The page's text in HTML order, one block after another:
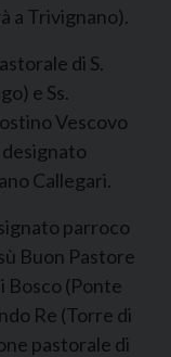
a Trivignano).
di S.
e Ss.
Vescovo
Callegari.
parroco
Buon Pastore
Bosco (Ponte
Re (Torre di
pastorale di